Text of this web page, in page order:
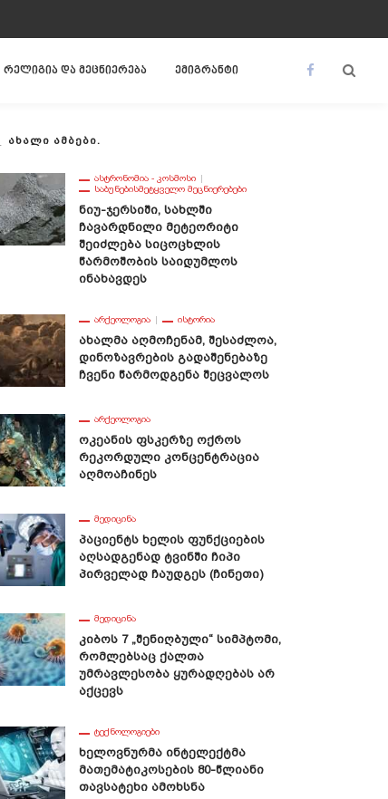
რელიგია და მეცნიერება ემიგრანტი
ᲐᲮᲐᲚᲘ ᲐᲛᲑᲔᲑᲘ.
ᲐᲡᲢᲠᲝᲜᲝᲛᲘᲐ - ᲙᲝᲡᲛᲝᲡᲘ
ᲡᲐᲑᲣᲜᲔᲑᲘᲡᲛᲔᲢᲧᲕᲔᲚᲝ ᲛᲔᲪᲜᲘᲔᲠᲔᲑᲔᲑᲘ
Ნიუ-Ჯერსიში, Სახლში
Ჩავარდნილი Მეტეორიტი
Შეიძლება Სიცოცხლის
Წარმოშობის Საიდუმლოს
Ინახავდეს
ᲐᲠᲥᲔᲝᲚᲝᲒᲘᲐ ᲘᲡᲢᲝᲠᲘᲐ
Ახალმა Აღმოჩენამ, Შესაძლოა,
Დინოზავრების Გადაშენებაზე
Ჩვენი Წარმოდგენა Შეცვალოს
ᲐᲠᲥᲔᲝᲚᲝᲒᲘᲐ
Ოკეანის Ფსკერზე Ოქროს
Რეკორდული Კონცენტრაცია
Აღმოაჩინეს
ᲛᲔᲓᲘᲪᲘᲜᲐ
Პაციენტს Ხელის Ფუნქციების
Აღსადგენად Ტვინში Ჩიპი
Პირველად Ჩაუდგეს (ჩინეთი)
ᲛᲔᲓᲘᲪᲘᲜᲐ
Კიბოს 7 „შენიღბული“ Სიმპტომი,
Რომლებსაც Ქალთა
Უმრავლესობა Ყურადღებას Არ
Აქცევს
ᲢᲔᲥᲜᲝᲚᲝᲒᲘᲔᲑᲘ
Ხელოვნურმა Ინტელექტმა
Მათემატიკოსების 80-Წლიანი
Თავსატეხი Ამოხსნა